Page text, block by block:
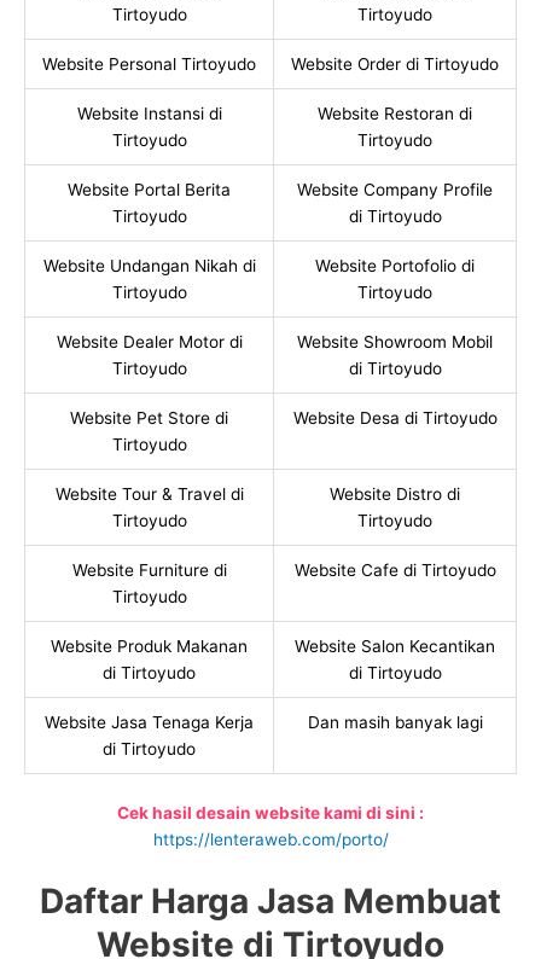
Tirtoyudo
Tirtoyudo
Website Personal Tirtoyudo Website Order di Tirtoyudo
Website Instansi di
Tirtoyudo
Website Restoran di
Tirtoyudo
Website Portal Berita
Tirtoyudo
Website Company Profile
di Tirtoyudo
Website Undangan Nikah di
Tirtoyudo
Website Portofolio di
Tirtoyudo
Website Dealer Motor di
Tirtoyudo
Website Showroom Mobil
di Tirtoyudo
Website Pet Store di
Tirtoyudo
Website Desa di Tirtoyudo
Website Tour & Travel di
Tirtoyudo
Website Distro di
Tirtoyudo
Website Furniture di
Tirtoyudo
Website Cafe di Tirtoyudo
Website Produk Makanan
di Tirtoyudo
Website Salon Kecantikan
di Tirtoyudo
Website Jasa Tenaga Kerja
di Tirtoyudo
Dan masih banyak lagi
Cek hasil desain website kami di sini :
https://lenteraweb.com/porto/
Daftar Harga Jasa Membuat
Website di Tirtoyudo